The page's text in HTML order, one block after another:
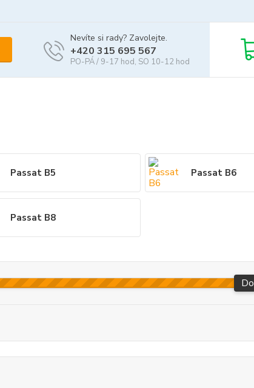
Nevíte si rady? Zavolejte.
+420 315 695 567
PO-PÁ / 9-17 hod, SO 10-12 hod
Passat B5 Passat B6
Passat B8
Do